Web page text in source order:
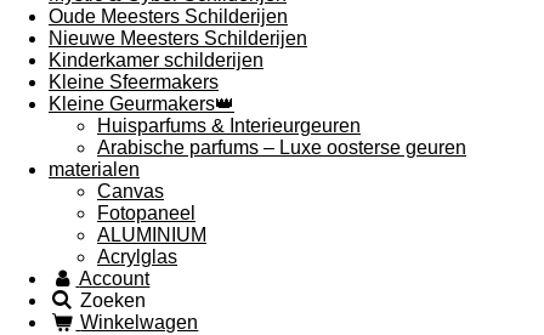
Oude Meesters Schilderijen
Nieuwe Meesters Schilderijen
Kinderkamer schilderijen
Kleine Sfeermakers
Kleine Geurmakers👑
Huisparfums & Interieurgeuren
Arabische parfums – Luxe oosterse geuren
materialen
Canvas
Fotopaneel
ALUMINIUM
Acrylglas
Account
Zoeken
Winkelwagen